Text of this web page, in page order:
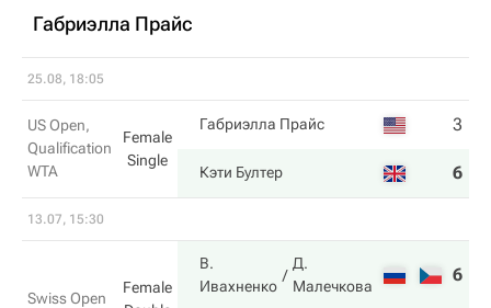
Габриэлла Прайс
25.08, 18:05
US Open,
Qualification
WTA
Female
Single
Габриэлла Прайс 3
Кэти Бултер 6
13.07, 15:30
Swiss Open
Female
В.
Ивахненко
Д.
Малечкова
6